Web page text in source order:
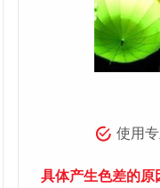
使用
具体产生色差的原